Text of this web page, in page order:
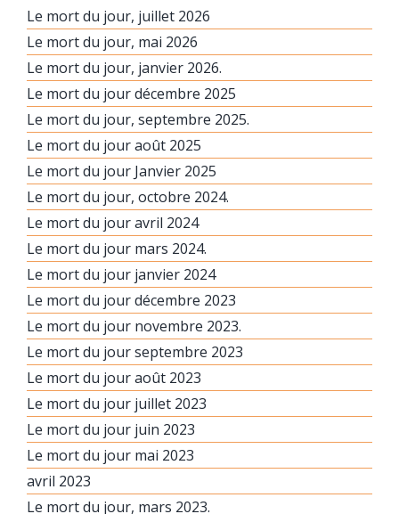
Le mort du jour, juillet 2026
Le mort du jour, mai 2026
Le mort du jour, janvier 2026.
Le mort du jour décembre 2025
Le mort du jour, septembre 2025.
Le mort du jour août 2025
Le mort du jour Janvier 2025
Le mort du jour, octobre 2024.
Le mort du jour avril 2024
Le mort du jour mars 2024.
Le mort du jour janvier 2024
Le mort du jour décembre 2023
Le mort du jour novembre 2023.
Le mort du jour septembre 2023
Le mort du jour août 2023
Le mort du jour juillet 2023
Le mort du jour juin 2023
Le mort du jour mai 2023
avril 2023
Le mort du jour, mars 2023.